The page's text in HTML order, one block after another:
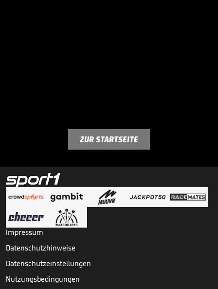
ZUR STARTSEITE
Impressum
Datenschutzhinweise
Datenschutzeinstellungen
Nutzungsbedingungen